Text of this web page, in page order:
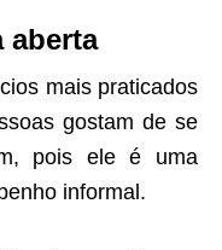
aberta
mais praticados
gostam de se
pois ele é uma
informal.